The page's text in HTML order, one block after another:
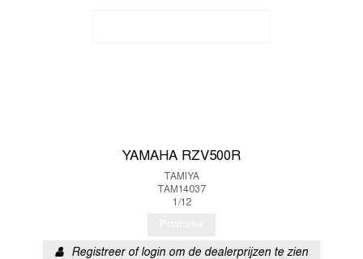
YAMAHA RZV500R
TAMIYA
TAM14037
1/12
Registreer of login om de dealerprijzen te zien